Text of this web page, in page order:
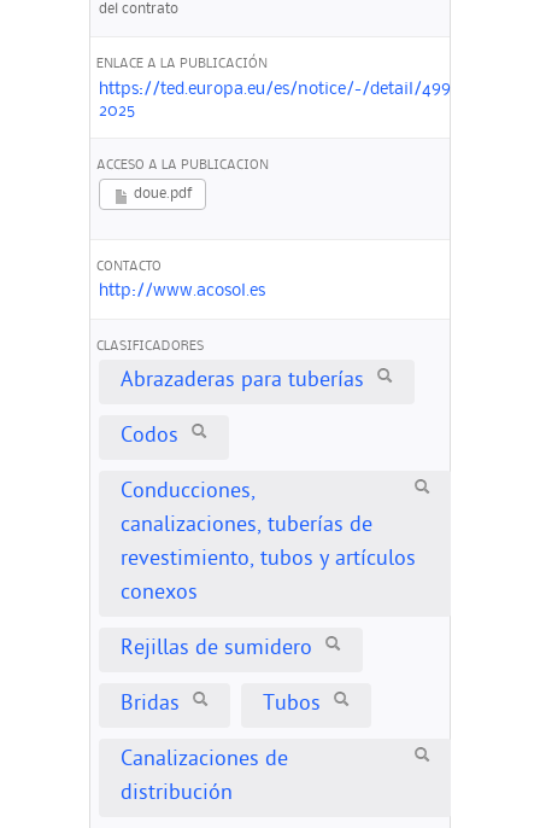
del contrato
ENLACE A LA PUBLICACIÓN
https://ted.europa.eu/es/notice/-/detail/499440-
2025
ACCESO A LA PUBLICACION
doue.pdf
CONTACTO
http://www.acosol.es
CLASIFICADORES
Abrazaderas para tuberías
Codos
Conducciones,
canalizaciones, tuberías de
revestimiento, tubos y artículos
conexos
Rejillas de sumidero
Bridas Tubos
Canalizaciones de
distribución